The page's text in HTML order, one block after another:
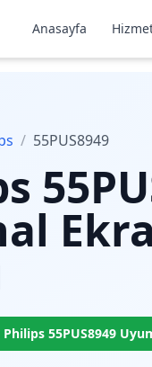
Anasayfa
/ 55PUS8949
Philips 55PUS8949